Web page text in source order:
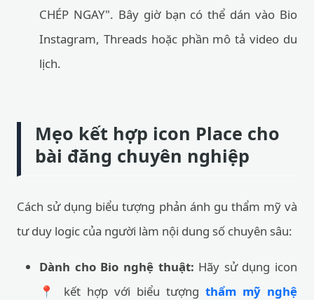
CHÉP NGAY". Bây giờ bạn có thể dán vào Bio
Instagram, Threads hoặc phần mô tả video du
lịch.
Mẹo kết hợp icon Place cho
bài đăng chuyên nghiệp
Cách sử dụng biểu tượng phản ánh gu thẩm mỹ và
tư duy logic của người làm nội dung số chuyên sâu:
Dành cho Bio nghệ thuật: Hãy sử dụng icon
📍 kết hợp với biểu tượng thẩm mỹ nghệ